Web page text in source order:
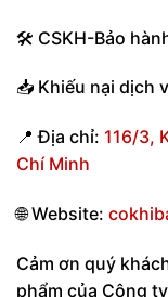
🛠 CSKH-Bảo
📥 Khiếu nại dịch
📍 Địa chỉ: 116/3,
Chí Minh
🌐Website:
Cảm ơn quý
phẩm của Công